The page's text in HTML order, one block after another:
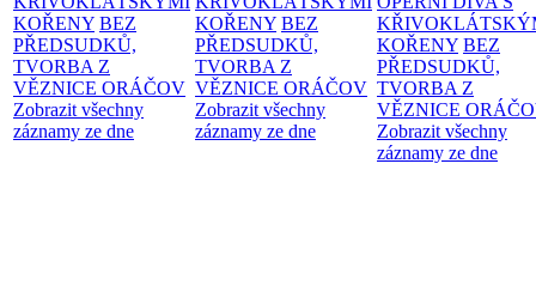
KOŘENY BEZ
PŘEDSUDKŮ,
TVORBA Z
VĚZNICE ORÁČOV
Zobrazit všechny
záznamy ze dne
KOŘENY BEZ
PŘEDSUDKŮ,
TVORBA Z
VĚZNICE ORÁČOV
Zobrazit všechny
záznamy ze dne
KOŘENY BEZ
PŘEDSUDKŮ,
TVORBA Z
VĚZNICE
Zobrazit všechny
záznamy ze dne